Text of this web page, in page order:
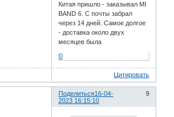
Китая пришло - заказывал MI
BAND 6. С почты забрал
через 14 дней. Самое долгое
- доставка около двух
месяцев была
0
Цитировать
Поделиться 9
16-04-
2023 16:15:10